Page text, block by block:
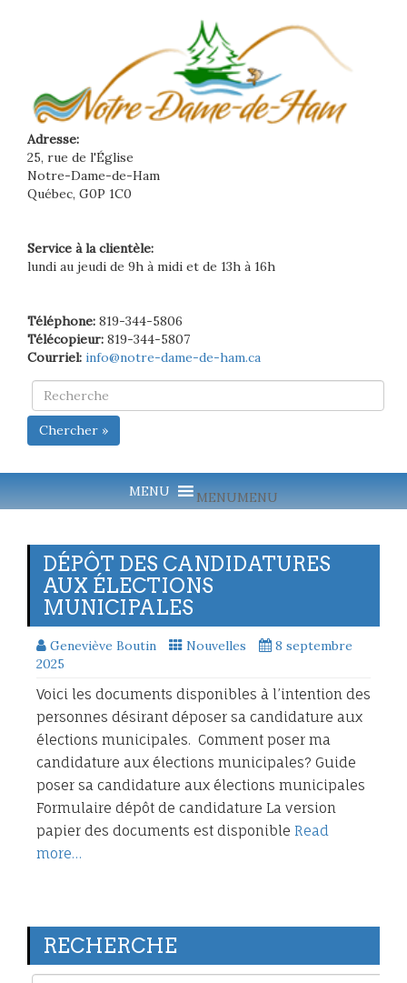
Adresse:
25, rue de l'Église
Notre-Dame-de-Ham
Québec, G0P 1C0
Service à la clientèle:
lundi au jeudi de 9h à midi et de 13h à 16h
Téléphone: 819-344-5806
Télécopieur: 819-344-5807
Courriel: info@notre-dame-de-ham.ca
Chercher »
MENUMENU
DÉPÔT DES CANDIDATURES
AUX ÉLECTIONS
MUNICIPALES
Geneviève Boutin Nouvelles
8 septembre
2025
Voici les documents disponibles à l’intention des
personnes désirant déposer sa candidature aux
élections municipales. Comment poser ma
candidature aux élections municipales? Guide
poser sa candidature aux élections municipales
Formulaire dépôt de candidature La version
papier des documents est disponible Read
more…
RECHERCHE